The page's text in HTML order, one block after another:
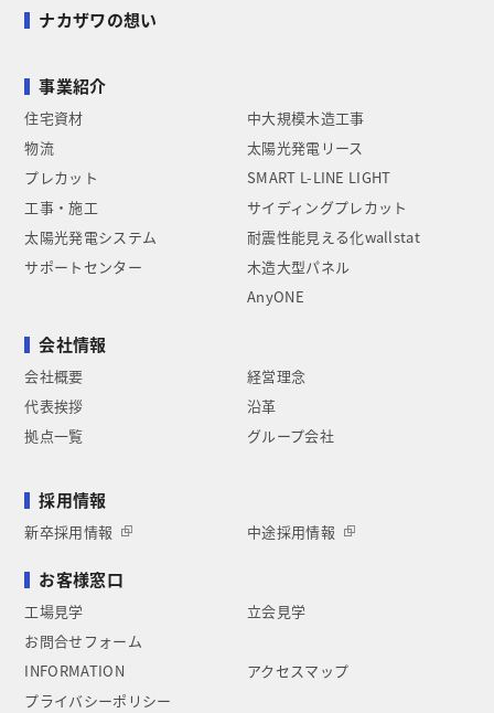
ナカザワの想い
事業紹介
住宅資材
物流
プレカット
工事・施工
太陽光発電システム
サポートセンター
中大規模木造工事
太陽光発電リース
SMART L-LINE LIGHT
サイディングプレカット
耐震性能見える化wallstat
木造大型パネル
AnyONE
会社情報
会社概要
経営理念
代表挨拶
沿革
拠点一覧
グループ会社
採用情報
新卒採用情報 中途採用情報
お客様窓口
工場見学
立会見学
お問合せフォーム
INFORMATION
アクセスマップ
プライバシーポリシー